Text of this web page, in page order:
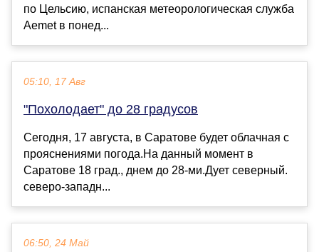
по Цельсию, испанская метеорологическая служба
Aemet в понед...
05:10, 17 Авг
"Похолодает" до 28 градусов
Сегодня, 17 августа, в Саратове будет облачная с
прояснениями погода.На данный момент в
Саратове 18 град., днем до 28-ми.Дует северный.
северо-западн...
06:50, 24 Май